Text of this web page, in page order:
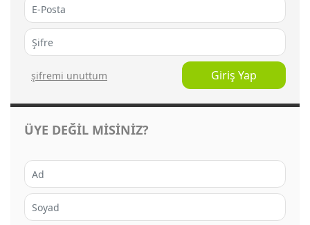
şi̇fremi̇ unuttum Giriş Yap
ÜYE DEĞİL MİSİNİZ?